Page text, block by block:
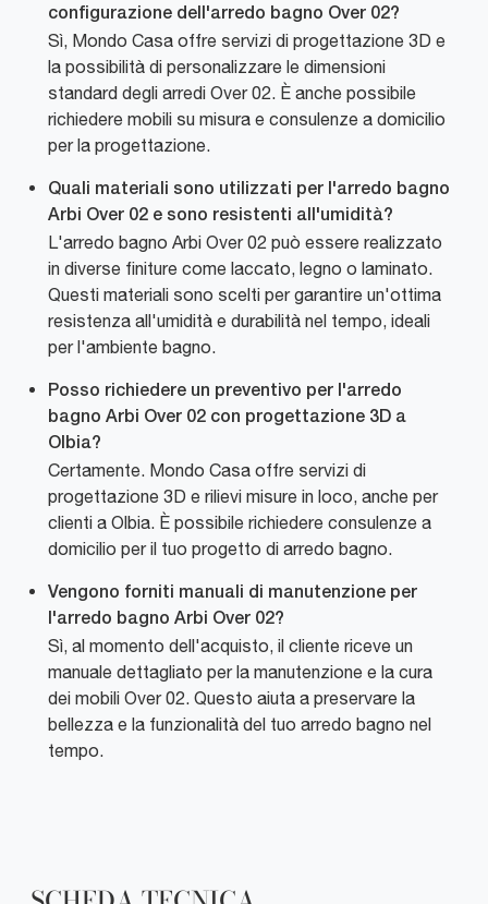
configurazione dell'arredo bagno Over 02?
Sì, Mondo Casa offre servizi di progettazione 3D e
la possibilità di personalizzare le dimensioni
standard degli arredi Over 02. È anche possibile
richiedere mobili su misura e consulenze a domicilio
per la progettazione.
Quali materiali sono utilizzati per l'arredo bagno
Arbi Over 02 e sono resistenti all'umidità?
L'arredo bagno Arbi Over 02 può essere realizzato
in diverse finiture come laccato, legno o laminato.
Questi materiali sono scelti per garantire un'ottima
resistenza all'umidità e durabilità nel tempo, ideali
per l'ambiente bagno.
Posso richiedere un preventivo per l'arredo
bagno Arbi Over 02 con progettazione 3D a
Olbia?
Certamente. Mondo Casa offre servizi di
progettazione 3D e rilievi misure in loco, anche per
clienti a Olbia. È possibile richiedere consulenze a
domicilio per il tuo progetto di arredo bagno.
Vengono forniti manuali di manutenzione per
l'arredo bagno Arbi Over 02?
Sì, al momento dell'acquisto, il cliente riceve un
manuale dettagliato per la manutenzione e la cura
dei mobili Over 02. Questo aiuta a preservare la
bellezza e la funzionalità del tuo arredo bagno nel
tempo.